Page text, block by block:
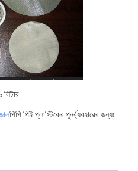
পিপি পিই প্লাস্টিকের পুনর্ব্যবহারের জন্যঃ